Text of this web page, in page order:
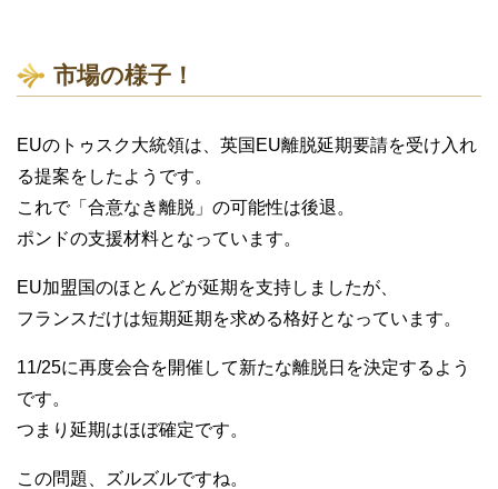
市場の様子！
EUのトゥスク大統領は、英国EU離脱延期要請を受け入れ
る提案をしたようです。
これで「合意なき離脱」の可能性は後退。
ポンドの支援材料となっています。
EU加盟国のほとんどが延期を支持しましたが、
フランスだけは短期延期を求める格好となっています。
11/25に再度会合を開催して新たな離脱日を決定するよう
です。
つまり延期はほぼ確定です。
この問題、ズルズルですね。